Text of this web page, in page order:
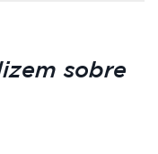
sobre